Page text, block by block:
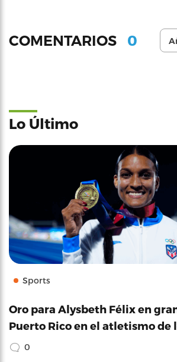
COMENTARIOS 0
Lo Último
Sports
Oro para Alysbeth Félix en
Puerto Rico en el atletismo de
0